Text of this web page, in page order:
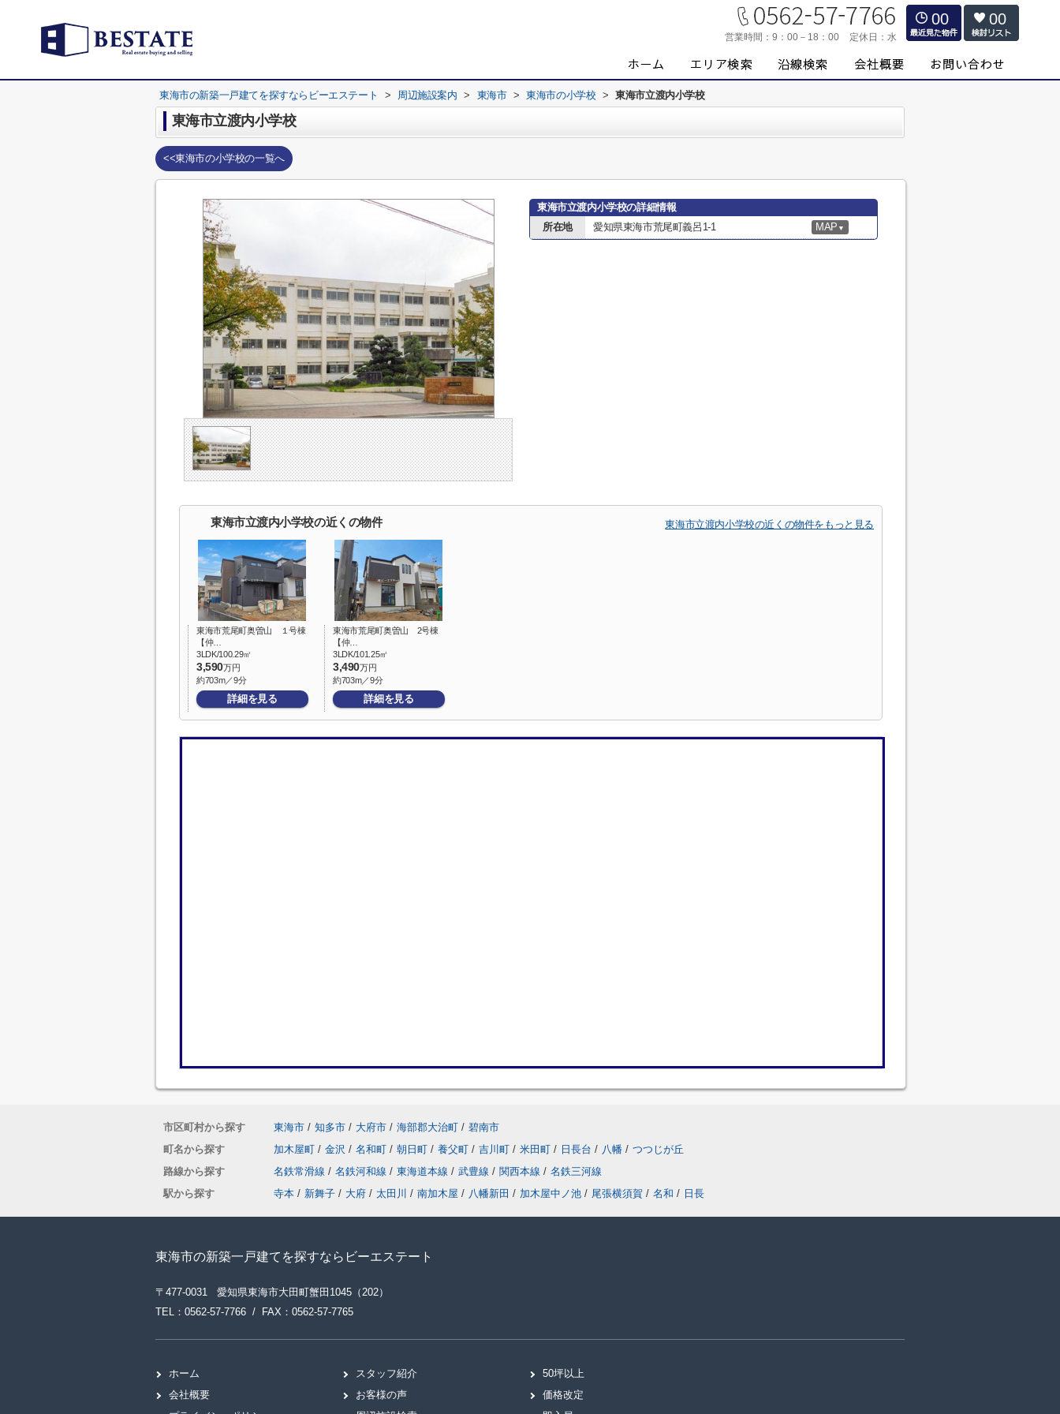
営業時間： 9：00－18：00 定休日： 水
00 00
東海市の新築一戸建てを探すならビーエステート > 周辺施設案内 > 東海市 > 東海市の小学校 > 東海市立渡内小学校
東海市立渡内小学校
<<東海市の小学校の一覧へ
東海市立渡内小学校の詳細情報
所在地
愛知県東海市荒尾町義呂1-1 MAP ▼
東海市立渡内小学校の近くの物件 東海市立渡内小学校の近くの物件をもっと見る
東海市荒尾町奥曽山 １号棟
【仲…
3LDK/100.29㎡
3,590万円
約703m／9分
詳細を見る
東海市荒尾町奥曽山 2号棟
【仲…
3LDK/101.25㎡
3,490万円
約703m／9分
詳細を見る
市区町村から探す 東海市 / 知多市 / 大府市 / 海部郡大治町 / 碧南市
町名から探す
加木屋町 / 金沢 / 名和町 / 朝日町 / 養父町 / 吉川町 / 米田町 / 日長台 / 八幡 / つつじが丘
路線から探す
名鉄常滑線 / 名鉄河和線 / 東海道本線 / 武豊線 / 関西本線 / 名鉄三河線
駅から探す
寺本 / 新舞子 / 大府 / 太田川 / 南加木屋 / 八幡新田 / 加木屋中ノ池 / 尾張横須賀 / 名和 / 日長
東海市の新築一戸建てを探すならビーエステート
〒477-0031 愛知県東海市大田町蟹田1045（202）
TEL：0562-57-7766 / FAX：0562-57-7765
ホーム
会社概要
スタッフ紹介
お客様の声
50坪以上
価格改定